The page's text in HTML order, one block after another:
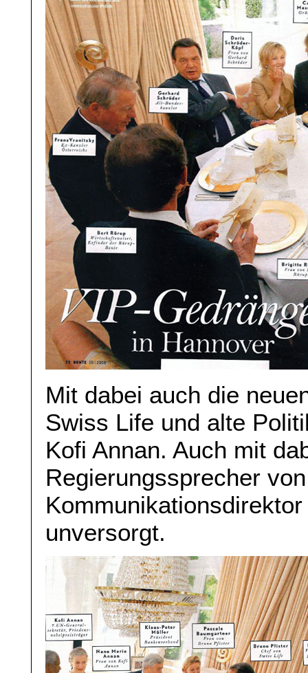
Mit dabei auch die
Swiss Life und alte
Kofi Annan. Auch mit
Regierungssprecher
unversorgt.